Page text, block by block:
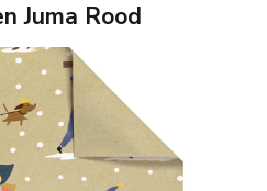
Juma Rood